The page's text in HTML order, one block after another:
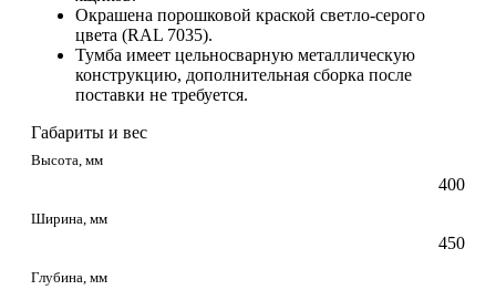
Окрашена порошковой краской светло-серого
цвета (RAL 7035).
Тумба имеет цельносварную металлическую
конструкцию, дополнительная сборка после
поставки не требуется.
Габариты и вес
Высота, мм
400
Ширина, мм
450
Глубина, мм